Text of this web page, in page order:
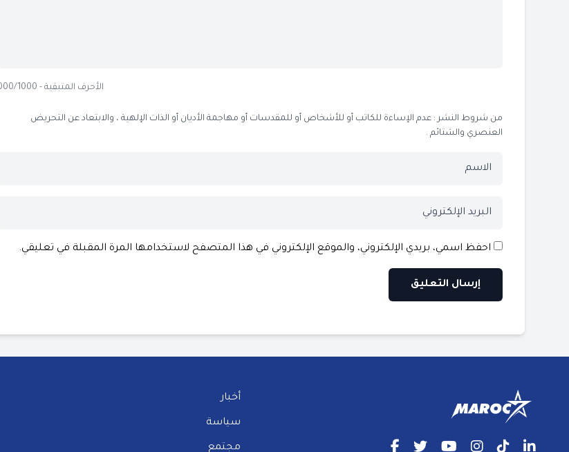
الأحرف المتبقية - 1000/1000
من شروط النشر : عدم الإساءة للكاتب أو للأشخاص أو للمقدسات أو مهاجمة الأديان أو الذات الإلهية ، والابتعاد عن التحريض
العنصري والشتائم .
احفظ اسمي، بريدي الإلكتروني، والموقع الإلكتروني في هذا المتصفح لاستخدامها المرة المقبلة في تعليقي.
أخبار
سياسة
مجتمع